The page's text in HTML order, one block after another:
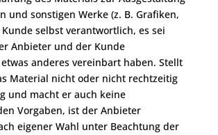
und sonstigen Werke (z. B. Grafiken,
selbst verantwortlich, es sei
Anbieter und der Kunde
anderes vereinbart haben. Stellt
Material nicht oder nicht rechtzeitig
und macht er auch keine
Vorgaben, ist der Anbieter
eigener Wahl unter Beachtung der